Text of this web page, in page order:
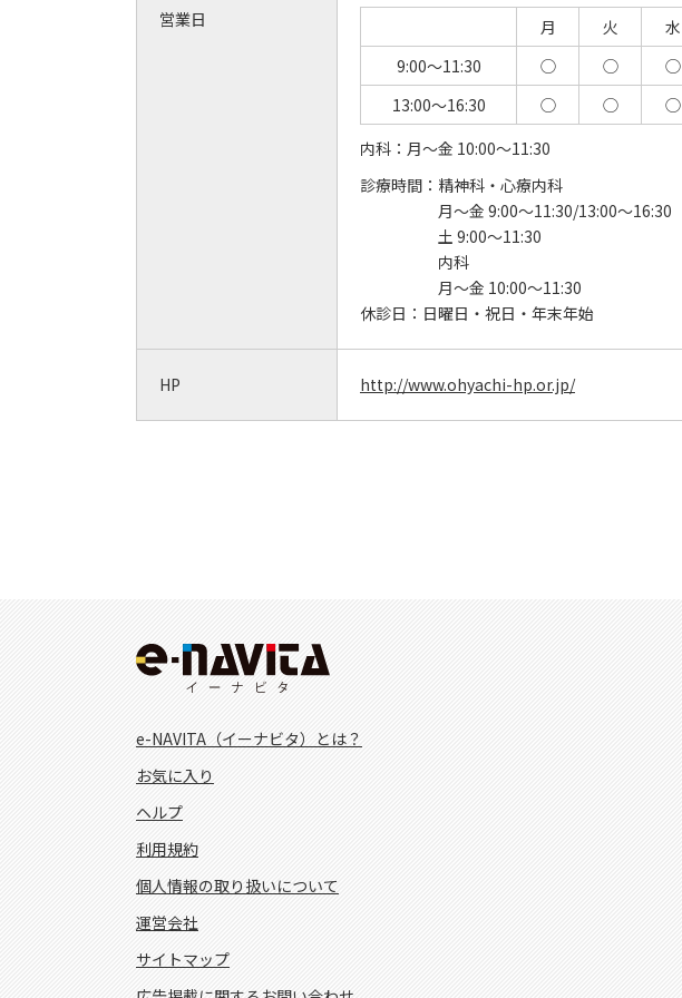
営業日 月 火 水
9:00～11:30
◯ ◯ ◯
13:00～16:30
◯ ◯ ◯
内科：月～金 10:00～11:30
診療時間： 精神科・心療内科
月～金 9:00～11:30/13:00～16:30
土 9:00～11:30
内科
月～金 10:00～11:30
休診日： 日曜日・祝日・年末年始
HP http://www.ohyachi-hp.or.jp/
e-NAVITA（イーナビタ）とは？
お気に入り
ヘルプ
利用規約
個人情報の取り扱いについて
運営会社
サイトマップ